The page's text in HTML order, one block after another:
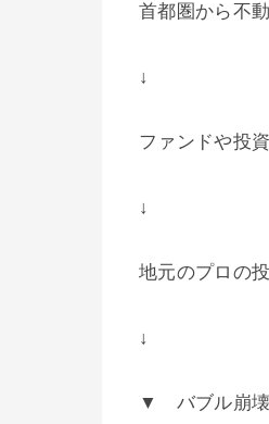
首都圏から不
↓
ファンドや投
↓
地元のプロの
↓
▼ バブル崩